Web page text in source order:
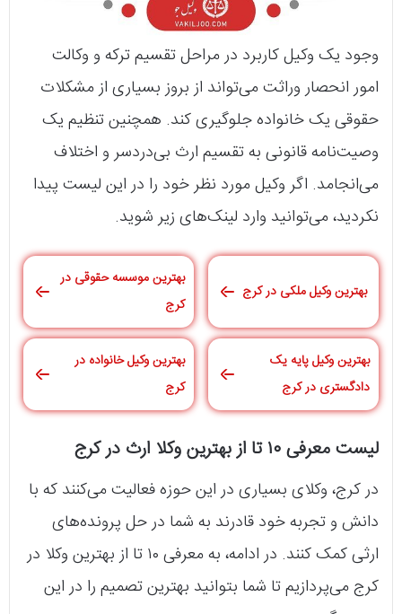
وجود یک وکیل کاربرد در مراحل تقسیم ترکه و وکالت
امور انحصار وراثت می‌تواند از بروز بسیاری از مشکلات
حقوقی یک خانواده جلوگیری کند. همچنین تنظیم یک
وصیت‌نامه قانونی به تقسیم ارث بی‌دردسر و اختلاف
می‌انجامد. اگر وکیل مورد نظر خود را در این لیست پیدا
نکردید، می‌توانید وارد لینک‌های زیر شوید.
بهترین وکیل ملکی در کرج
بهترین موسسه حقوقی در
کرج
بهترین وکیل پایه یک
دادگستری در کرج
بهترین وکیل خانواده در
کرج
لیست معرفی ۱۰ تا از بهترین وکلا ارث در کرج
در کرج، وکلای بسیاری در این حوزه فعالیت می‌کنند که با
دانش و تجربه خود قادرند به شما در حل پرونده‌های
ارثی کمک کنند. در ادامه، به معرفی ۱۰ تا از بهترین وکلا در
کرج می‌پردازیم تا شما بتوانید بهترین تصمیم را در این